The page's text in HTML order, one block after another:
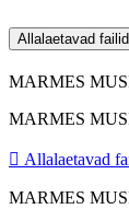
Allalaetavad failid
MARMES
MARMES
 Allalaetavad
MARMES